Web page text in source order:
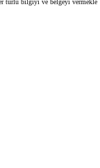
türlü bilgiyi ve belgeyi vermekle